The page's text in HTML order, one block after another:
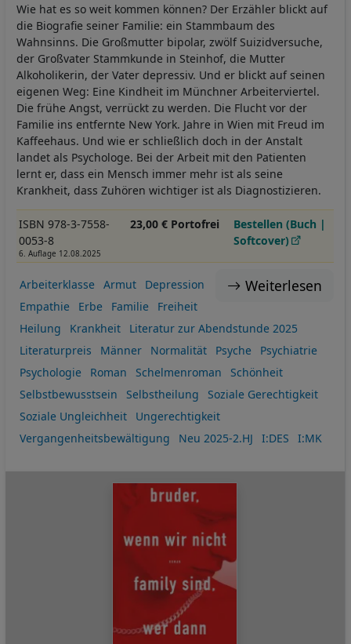
Wie hat es so weit kommen können? Der Erzähler blickt auf
die Biografie seiner Familie: ein Stammbaum des
Wahnsinns. Die Großmutter bipolar, zwölf Suizidversuche,
der Großvater Stammkunde in Steinhof, die Mutter
Alkoholikerin, der Vater depressiv. Und er blickt auf seinen
eigenen Weg: Eine Kindheit im Münchner Arbeiterviertel.
Die frühe Angst, verrückt zu werden. Die Flucht vor der
Familie ins entfernte New York. Jahre in Wien mit Freud im
Kaffeehaus. Und wie er schließlich doch in der Anstalt
landet als Psychologe. Bei der Arbeit mit den Patienten
lernt er, dass ein Mensch immer mehr ist als seine
Krankheit, dass Zuhören wichtiger ist als Diagnostizieren.
ISBN 978-3-7558-
0053-8
6. Auflage 12.08.2025
23,00 € Portofrei
Bestellen (Buch |
Softcover)
Weiterlesen
Arbeiterklasse Armut
Depression
Empathie
Erbe Familie
Freiheit
Heilung
Krankheit
Literatur zur Abendstunde 2025
Literaturpreis
Männer Normalität Psyche
Psychiatrie
Psychologie
Roman Schelmenroman
Schönheit
Selbstbewusstsein
Selbstheilung
Soziale Gerechtigkeit
Soziale Ungleichheit
Ungerechtigkeit
Vergangenheitsbewältigung
Neu 2025-2.HJ I:DES I:MK